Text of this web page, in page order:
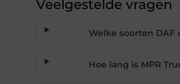
Veelgestelde vragen
Welke soorten DAF
Hoe lang is MPR